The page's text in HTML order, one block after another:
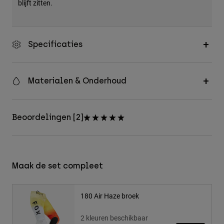
blijft zitten.
Specificaties
Materialen & Onderhoud
Beoordelingen [2]
Maak de set compleet
180 Air Haze broek
2 kleuren beschikbaar